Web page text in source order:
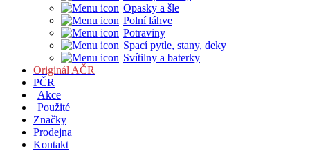
Opasky a šle
Polní láhve
Potraviny
Spací pytle, stany, deky
Svítilny a baterky
Originál AČR
PČR
Akce
Použité
Značky
Prodejna
Kontakt